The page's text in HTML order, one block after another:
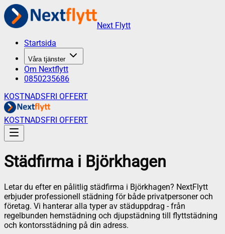
Next Flytt
Startsida
Våra tjänster
Om Nextflytt
0850235686
KOSTNADSFRI OFFERT
KOSTNADSFRI OFFERT
Städfirma i Björkhagen
Letar du efter en pålitlig städfirma i Björkhagen? NextFlytt
erbjuder professionell städning för både privatpersoner och
företag. Vi hanterar alla typer av städuppdrag - från
regelbunden hemstädning och djupstädning till flyttstädning
och kontorsstädning på din adress.